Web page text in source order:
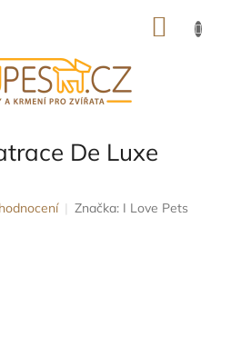
De Luxe
Značka: I Love Pets